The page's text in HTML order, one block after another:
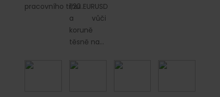
pracovního trhu…1,20 EURUSD
a vůči
koruně
těsně na…